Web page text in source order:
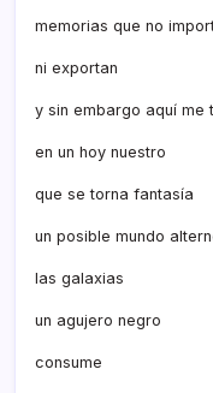
memorias que no
ni exportan
y sin embargo aquí­ me
en un hoy nuestro
que se torna fantasí­a
un posible mundo
las galaxias
un agujero negro
consume